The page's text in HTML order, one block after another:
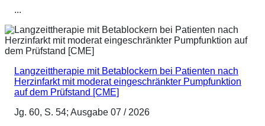
...
Langzeittherapie mit Betablockern bei Patienten nach
Herzinfarkt mit moderat eingeschränkter Pumpfunktion
auf dem Prüfstand [CME]
Jg. 60, S. 54; Ausgabe 07 / 2026